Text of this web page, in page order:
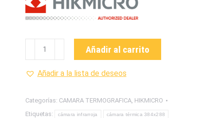
TERMOGRAFICA
cantidad
Añadir al carrito
Añadir a la lista de deseos
Categorías: CAMARA TERMOGRAFICA, HIKMICRO
Etiquetas:
cámara infrarroja cámara térmica 384x288